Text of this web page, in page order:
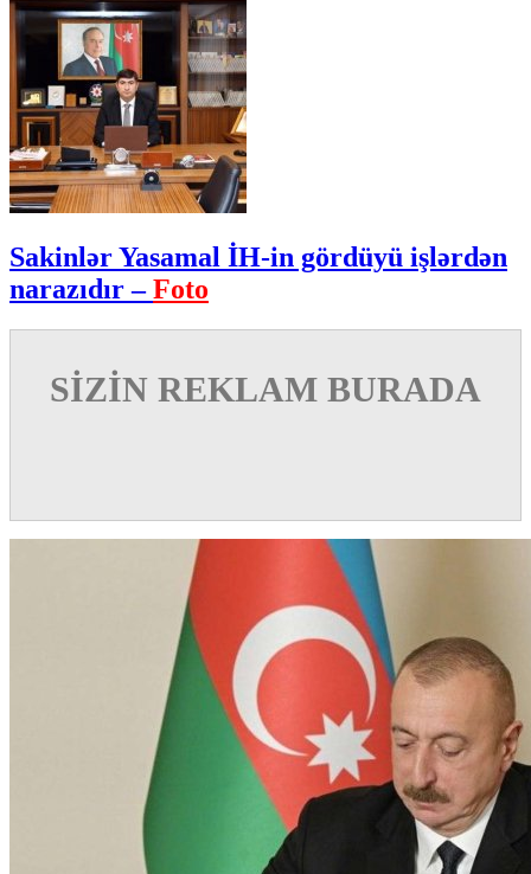
Sakinlər Yasamal İH-in gördüyü işlərdən
narazıdır –Foto
SİZİN REKLAM BURADA